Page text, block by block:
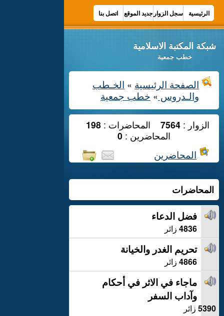
الرئيسية سجل الزوار جديد الموقع اتصل بنا
شبكة المكتبة الاسلامية
خطب جمعية
الصفحة الرئيسية » الخـطب
والـدروس » خطب جمعية
الزوار : 7564 المحاضرات : 198
المحاضرين : 0
المحاضرين
المحاضرات
فضل الدعاء
4836 زائر
تحريم الغدر والخيانة
4866 زائر
ماجاء في الاثر في أحكام
وآداب السفر
5390 زائر